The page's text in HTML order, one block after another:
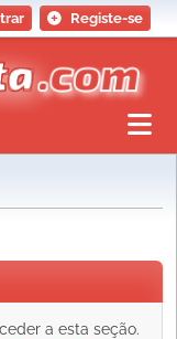
Registe-se
a esta seção.